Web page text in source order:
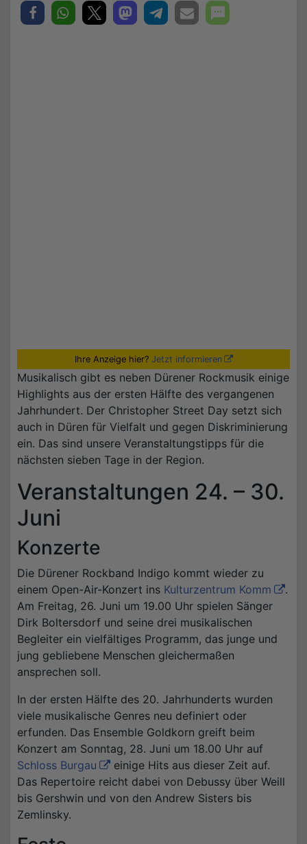
Ihre Anzeige hier? Jetzt informieren
Musikalisch gibt es neben Dürener Rockmusik einige
Highlights aus der ersten Hälfte des vergangenen
Jahrhundert. Der Christopher Street Day setzt sich
auch in Düren für Vielfalt und gegen Diskriminierung
ein. Das sind unsere Veranstaltungstipps für die
nächsten sieben Tage in der Region.
Veranstaltungen 24. – 30.
Juni
Konzerte
Die Dürener Rockband Indigo kommt wieder zu
einem Open-Air-Konzert ins Kulturzentrum Komm
.
Am Freitag, 26. Juni um 19.00 Uhr spielen Sänger
Dirk Boltersdorf und seine drei musikalischen
Begleiter ein vielfältiges Programm, das junge und
jung gebliebene Menschen gleichermaßen
ansprechen soll.
In der ersten Hälfte des 20. Jahrhunderts wurden
viele musikalische Genres neu definiert oder
erfunden. Das Ensemble Goldkorn greift beim
Konzert am Sonntag, 28. Juni um 18.00 Uhr auf
Schloss Burgau
einige Hits aus dieser Zeit auf.
Das Repertoire reicht dabei von Debussy über Weill
bis Gershwin und von den Andrew Sisters bis
Zemlinsky.